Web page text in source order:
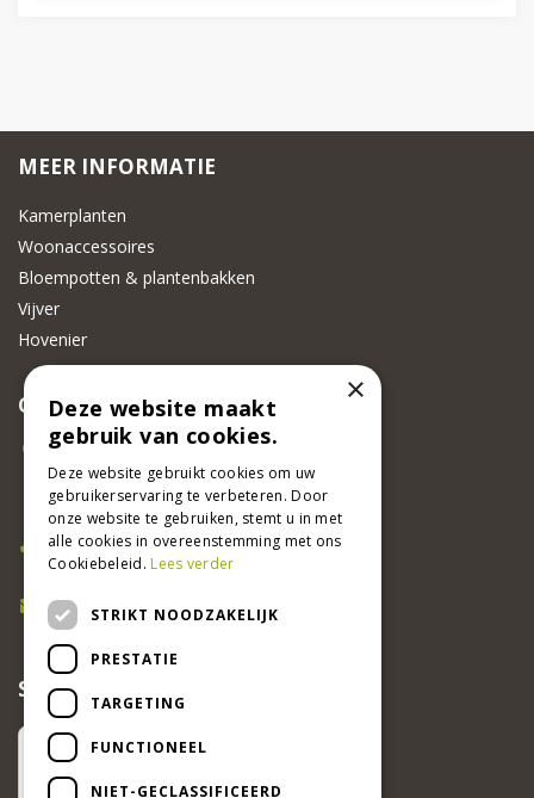
MEER INFORMATIE
Kamerplanten
Woonaccessoires
Bloempotten & plantenbakken
Vijver
Hovenier
CONTACT
Beeker Tuincentrum
Adsteeg 31
6191 PW Beek
Bel ons
046 437 2881
E-mail
info@beekertuincentrum.nl
SCHRIJF EEN RECENSIE EN WIN!
×
Deze website maakt
gebruik van cookies.
Deze website gebruikt cookies om uw
gebruikerservaring te verbeteren. Door
onze website te gebruiken, stemt u in met
alle cookies in overeenstemming met ons
Cookiebeleid.Lees verder
STRIKT NOODZAKELIJK
PRESTATIE
TARGETING
FUNCTIONEEL
NIET-GECLASSIFICEERD